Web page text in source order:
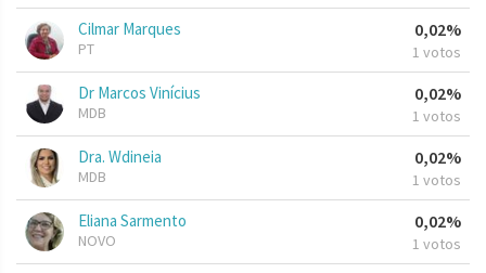
Cilmar Marques
PT
0,02%
1 votos
Dr Marcos Vinícius
MDB
0,02%
1 votos
Dra. Wdineia
MDB
0,02%
1 votos
Eliana Sarmento
NOVO
0,02%
1 votos